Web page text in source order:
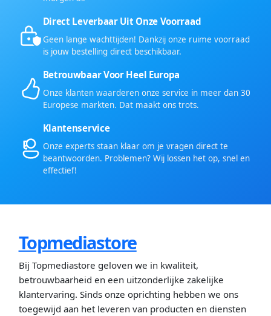
Direct Leverbaar Uit Onze Voorraad
Geen lange wachttijden! Dankzij onze ruime voorraad
is jouw bestelling direct beschikbaar.
Betrouwbaar Voor Heel Europa
Onze klanten waarderen onze service in meer dan 30
Europese markten. Dat maakt ons trots.
Klantenservice
Onze experts staan klaar om je vragen direct te
beantwoorden. Problemen? Wij lossen het op, snel en
effectief!
Topmediastore
Bij Topmediastore geloven we in kwaliteit,
betrouwbaarheid en een uitzonderlijke zakelijke
klantervaring. Sinds onze oprichting hebben we ons
toegewijd aan het leveren van producten en diensten